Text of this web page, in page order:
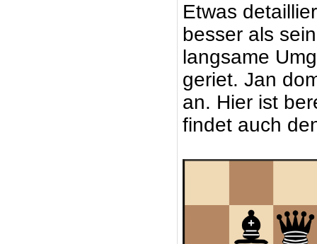
Etwas
besser als
langsame
geriet. Jan
an. Hier ist
findet auch